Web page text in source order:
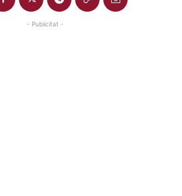
- Publicitat -